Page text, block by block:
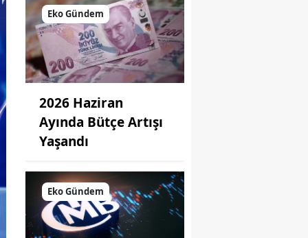
Eko Gündem
2026 Haziran
Ayında Bütçe Artışı
Yaşandı
Eko Gündem